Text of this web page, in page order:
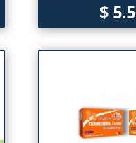
$